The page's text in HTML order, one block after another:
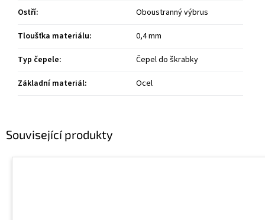
Související produkty
Ostří:
Oboustranný výbrus
Tloušťka materiálu:
0,4 mm
Typ čepele:
Čepel do škrabky
Základní materiál: Ocel